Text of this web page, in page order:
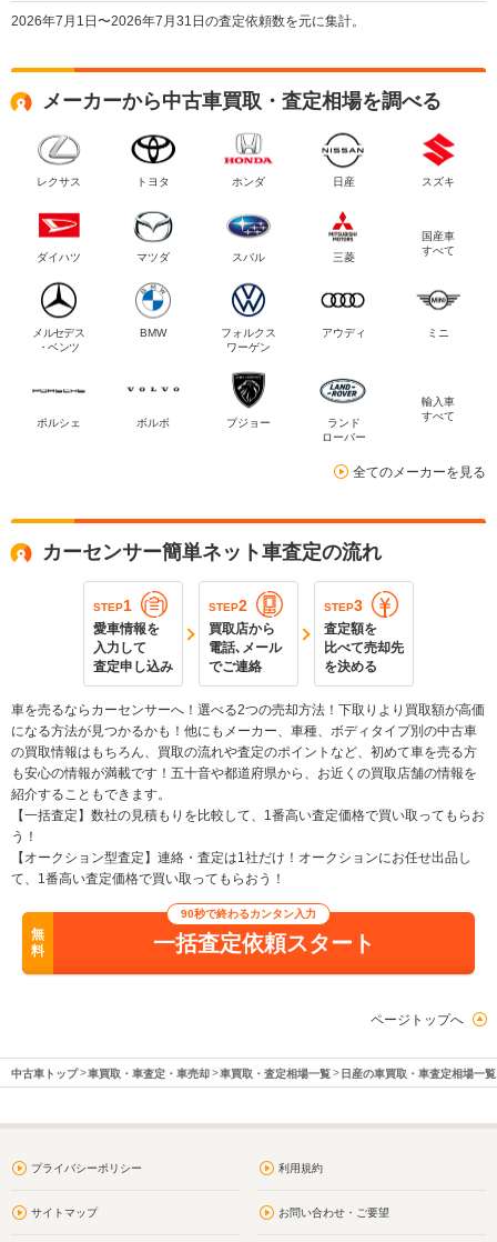
2026年7月1日〜2026年7月31日の査定依頼数を元に集計。
メーカーから中古車買取・査定相場を調べる
レクサス トヨタ ホンダ 日産 スズキ
ダイハツ マツダ スバル 三菱
国産車
すべて
メルセデス
・ベンツ
BMW
フォルクス
ワーゲン
アウディ ミニ
ポルシェ ボルボ プジョー
ランド
ローバー
輸入車
すべて
全てのメーカーを見る
カーセンサー簡単ネット車査定の流れ
STEP1
愛車情報を
入力して
査定申し込み
STEP2
買取店から
電話､メール
でご連絡
STEP3
査定額を
比べて売却先
を決める
車を売るならカーセンサーへ！選べる2つの売却方法！下取りより買取額が高価
になる方法が見つかるかも！他にもメーカー、車種、ボディタイプ別の中古車
の買取情報はもちろん、買取の流れや査定のポイントなど、初めて車を売る方
も安心の情報が満載です！五十音や都道府県から、お近くの買取店舗の情報を
紹介することもできます。
【一括査定】数社の見積もりを比較して、1番高い査定価格で買い取ってもらお
う！
【オークション型査定】連絡・査定は1社だけ！オークションにお任せ出品し
て、1番高い査定価格で買い取ってもらおう！
無
料
90秒で終わるカンタン入力
一括査定依頼スタート
ページトップへ
中古車トップ 車買取・車査定・車売却 車買取・査定相場一覧 日産の車買取・車査定相場一覧
プライバシーポリシー 利用規約
サイトマップ お問い合わせ・ご要望